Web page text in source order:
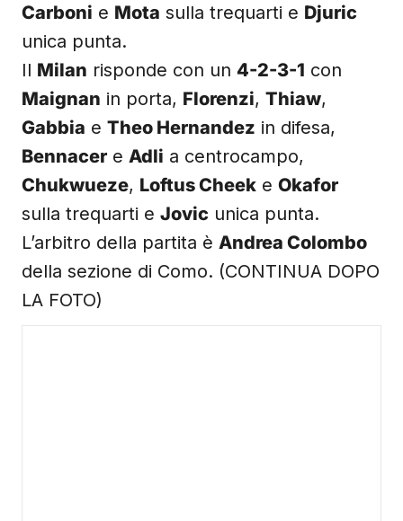
Carboni e Mota sulla trequarti e Djuric
unica punta.
Il Milan risponde con un 4-2-3-1 con
Maignan in porta, Florenzi, Thiaw,
Gabbia e Theo Hernandez in difesa,
Bennacer e Adli a centrocampo,
Chukwueze, Loftus Cheek e Okafor
sulla trequarti e Jovic unica punta.
L’arbitro della partita è Andrea Colombo
della sezione di Como. (CONTINUA DOPO
LA FOTO)